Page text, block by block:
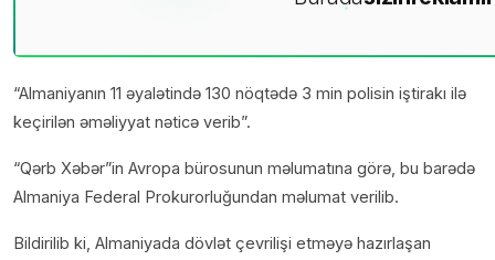
“Almaniyanın 11 əyalətində 130 nöqtədə 3 min polisin iştirakı ilə
keçirilən əməliyyat nəticə verib”.
“Qərb Xəbər”in Avropa bürosunun məlumatına görə, bu barədə
Almaniya Federal Prokurorluğundan məlumat verilib.
Bildirilib ki, Almaniyada dövlət çevrilişi etməyə hazırlaşan